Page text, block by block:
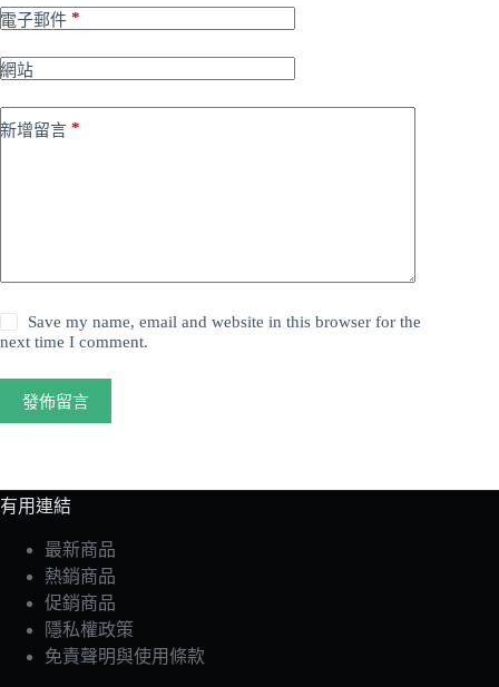
電子郵件 *
網站
新增留言 *
Save my name, email and website in this browser for the
next time I comment.
發佈留言
有用連結
最新商品
熱銷商品
促銷商品
隱私權政策
免責聲明與使用條款